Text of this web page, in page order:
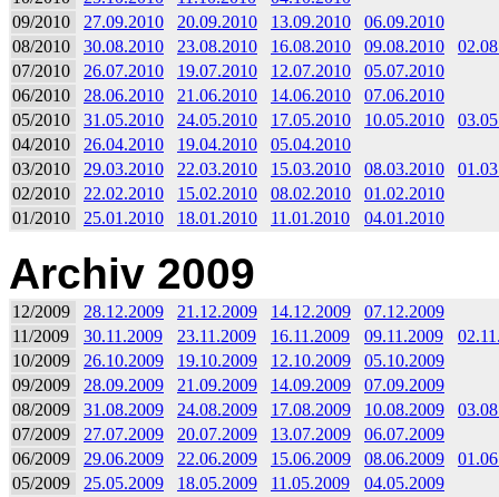
09/2010
27.09.2010 20.09.2010 13.09.2010
06.09.2010
08/2010
30.08.2010 23.08.2010 16.08.2010 09.08.2010
07/2010
26.07.2010 19.07.2010 12.07.2010
05.07.2010
06/2010
28.06.2010 21.06.2010 14.06.2010
07.06.2010
05/2010
31.05.2010 24.05.2010 17.05.2010 10.05.2010
04/2010
26.04.2010 19.04.2010
05.04.2010
03/2010
29.03.2010 22.03.2010 15.03.2010 08.03.2010
02/2010
22.02.2010 15.02.2010 08.02.2010
01.02.2010
01/2010
25.01.2010 18.01.2010 11.01.2010 04.01.2010
Archiv 2009
12/2009 28.12.2009 21.12.2009 14.12.2009
07.12.2009
11/2009
30.11.2009 23.11.2009 16.11.2009 09.11.2009
10/2009
26.10.2009 19.10.2009 12.10.2009
05.10.2009
09/2009
28.09.2009 21.09.2009 14.09.2009
07.09.2009
08/2009
31.08.2009 24.08.2009 17.08.2009 10.08.2009
07/2009
27.07.2009 20.07.2009 13.07.2009
06.07.2009
06/2009
29.06.2009 22.06.2009 15.06.2009 08.06.2009
05/2009
25.05.2009 18.05.2009 11.05.2009
04.05.2009